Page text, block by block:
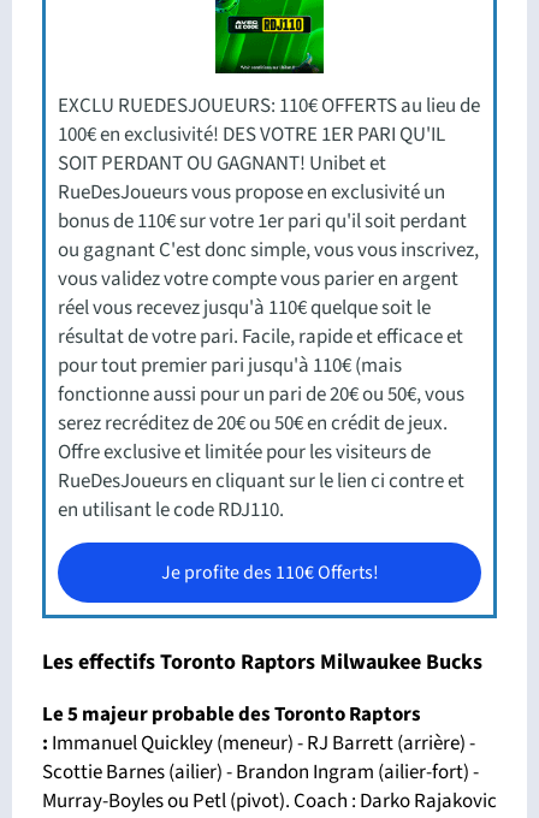
EXCLU RUEDESJOUEURS: 110€ OFFERTS au lieu de
100€ en exclusivité! DES VOTRE 1ER PARI QU'IL
SOIT PERDANT OU GAGNANT! Unibet et
RueDesJoueurs vous propose en exclusivité un
bonus de 110€ sur votre 1er pari qu'il soit perdant
ou gagnant C'est donc simple, vous vous inscrivez,
vous validez votre compte vous parier en argent
réel vous recevez jusqu'à 110€ quelque soit le
résultat de votre pari. Facile, rapide et efficace et
pour tout premier pari jusqu'à 110€ (mais
fonctionne aussi pour un pari de 20€ ou 50€, vous
serez recréditez de 20€ ou 50€ en crédit de jeux.
Offre exclusive et limitée pour les visiteurs de
RueDesJoueurs en cliquant sur le lien ci contre et
en utilisant le code RDJ110.
Je profite des 110€ Offerts!
Les effectifs Toronto Raptors Milwaukee Bucks
Le 5 majeur probable des Toronto Raptors
: Immanuel Quickley (meneur) - RJ Barrett (arrière) -
Scottie Barnes (ailier) - Brandon Ingram (ailier-fort) -
Murray-Boyles ou Petl (pivot). Coach : Darko Rajakovic